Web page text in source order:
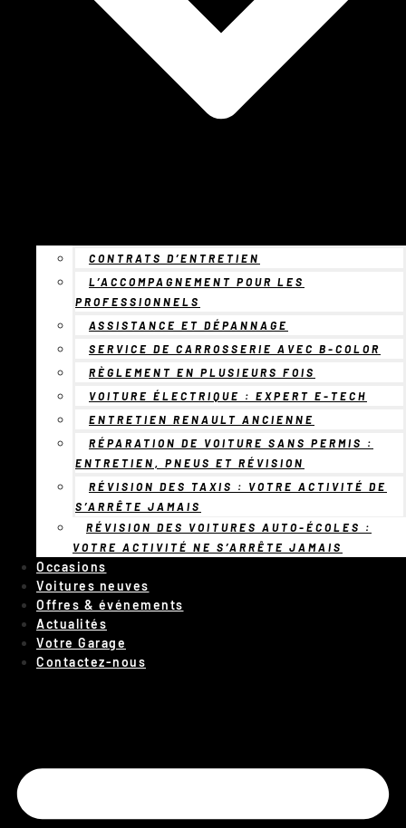
CONTRATS D’ENTRETIEN
L’ACCOMPAGNEMENT POUR LES
PROFESSIONNELS
ASSISTANCE ET DÉPANNAGE
SERVICE DE CARROSSERIE AVEC B-COLOR
RÈGLEMENT EN PLUSIEURS FOIS
VOITURE ÉLECTRIQUE : EXPERT E-TECH
ENTRETIEN RENAULT ANCIENNE
RÉPARATION DE VOITURE SANS PERMIS :
ENTRETIEN, PNEUS ET RÉVISION
RÉVISION DES TAXIS : VOTRE ACTIVITÉ DE
S’ARRÊTE JAMAIS
RÉVISION DES VOITURES AUTO-ÉCOLES :
VOTRE ACTIVITÉ NE S’ARRÊTE JAMAIS
Occasions
Voitures neuves
Offres & événements
Actualités
Votre Garage
Contactez-nous